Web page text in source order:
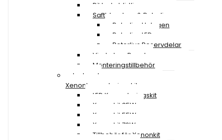
Riktade blixtljus
Saftblandare & Rotorljus
Rotorljus Halogen
Rotorljus LED
Rotorljus Reservdelar
Vindruta – Panel
Monteringstillbehör
Led- och
Xenonkonverteringskit
LED Konverteringskit
Xenonkit 35W
Xenonkit 55W
Xenonkit 70W
Tillbehör för Xenonkit